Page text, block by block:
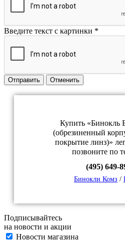
Введите текст с картинки *
Отправить Отменить
Купить «Бинокль
(обрезиненный
покрытие линз)»
позвоните по
(495) 649-
Бинокли Комз /
Подписывайтесь
на новости и акции
Новости магазина